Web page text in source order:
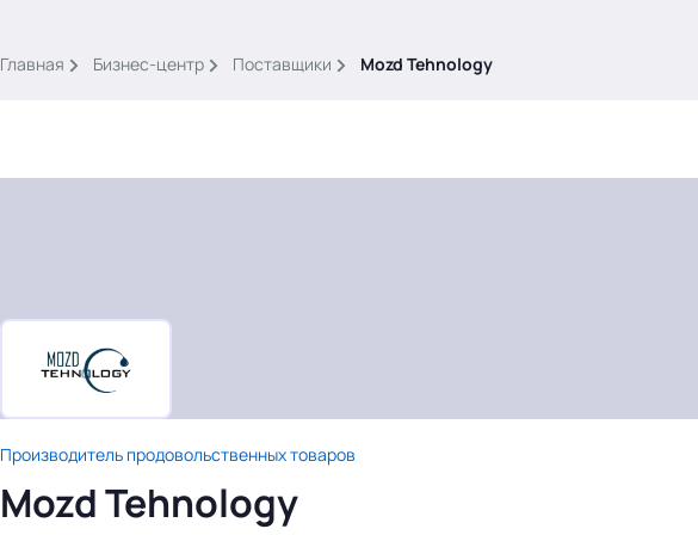
Войти
картина дня
материалы
видео
события
Главная Бизнес-центр Поставщики Mozd Tehnology
Производитель продовольственных товаров
Mozd Tehnology